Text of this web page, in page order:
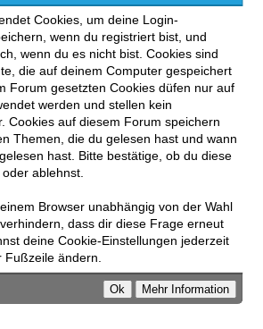
Cookies, um deine Login-
wenn du registriert bist, und
wenn du es nicht bist. Cookies sind
die auf deinem Computer gespeichert
Forum gesetzten Cookies düfen nur auf
werden und stellen kein
Cookies auf diesem Forum speichern
Themen, die du gelesen hast und wann
hast. Bitte bestätige, ob du diese
ablehnst.
Browser unabhängig von der Wahl
dass dir diese Frage erneut
deine Cookie-Einstellungen jederzeit
ändern.
MyBB , mobile Fassung: MyBB GoMobile
Zur Desktop-Version wechseln
usesLukasz TkaczMyBB addons.